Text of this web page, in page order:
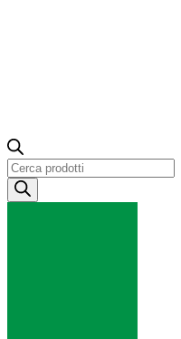
Ricerca
prodotti